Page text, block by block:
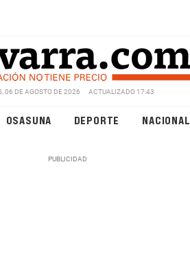
06 DE AGOSTO DE 2026 ACTUALIZADO 17:43
OSASUNA DEPORTE NACIONAL